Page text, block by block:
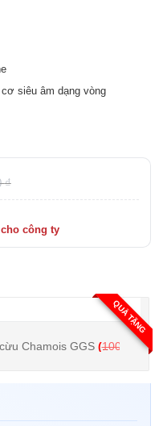
siêu âm dạng vòng
₫
QUÀ TẶNG
Khăn lau len da cừu Chamois GGS
(100.000₫